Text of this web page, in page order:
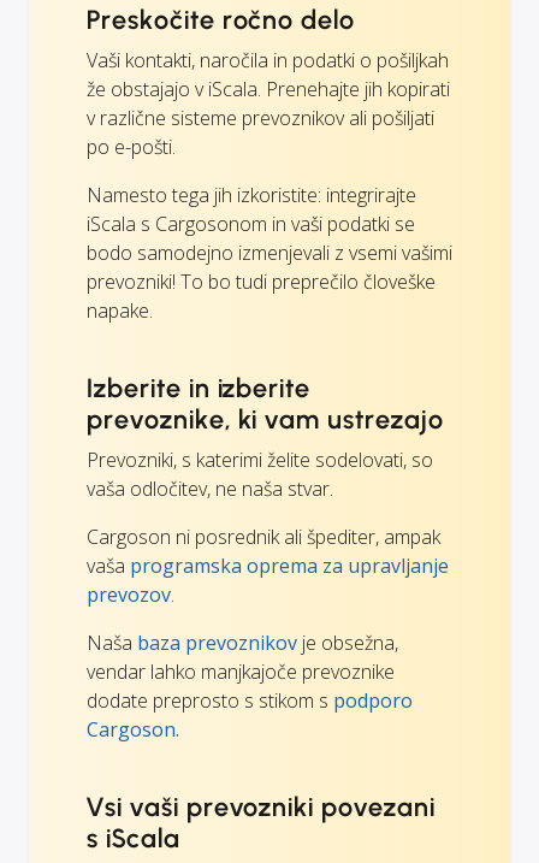
Preskočite ročno delo
Vaši kontakti, naročila in podatki o pošiljkah
že obstajajo v iScala. Prenehajte jih kopirati
v različne sisteme prevoznikov ali pošiljati
po e-pošti.
Namesto tega jih izkoristite: integrirajte
iScala s Cargosonom in vaši podatki se
bodo samodejno izmenjevali z vsemi vašimi
prevozniki! To bo tudi preprečilo človeške
napake.
Izberite in izberite
prevoznike, ki vam ustrezajo
Prevozniki, s katerimi želite sodelovati, so
vaša odločitev, ne naša stvar.
Cargoson ni posrednik ali špediter, ampak
vaša programska oprema za upravljanje
prevozov.
Naša baza prevoznikov je obsežna,
vendar lahko manjkajoče prevoznike
dodate preprosto s stikom s podporo
Cargoson.
Vsi vaši prevozniki povezani
s iScala